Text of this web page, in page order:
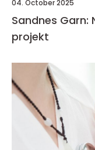
04. October 2025
Sandnes
projekt